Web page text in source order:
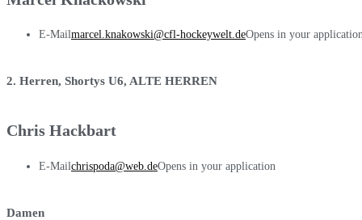
E-Mailmarcel.knakowski@cfl-hockeywelt.deOpens in your
2. Herren, Shortys U6, ALTE HERREN
Chris Hackbart
E-Mailchrispoda@web.deOpens in your application
Damen